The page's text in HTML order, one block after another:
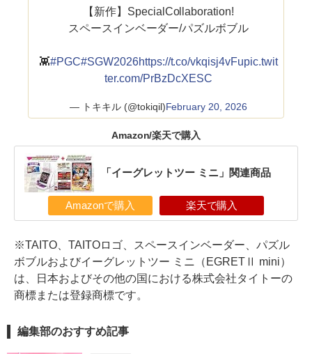
【新作】SpecialCollaboration!
スペースインベーダー/パズルボブル
👾#PGC#SGW2026https://t.co/vkqisj4vFupic.twit
ter.com/PrBzDcXESC
— トキキル (@tokiqil)February 20, 2026
Amazon/楽天で購入
「イーグレットツー ミニ」関連商品
Amazonで購入 楽天で購入
※TAITO、TAITOロゴ、スペースインベーダー、パズル
ボブルおよびイーグレットツー ミニ（EGRETⅡ mini）
は、日本およびその他の国における株式会社タイトーの
商標または登録商標です。
編集部のおすすめ記事